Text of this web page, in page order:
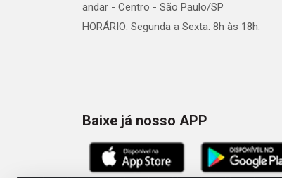
andar - Centro - São Paulo/SP
HORÁRIO: Segunda a Sexta: 8h às 18h.
Baixe já nosso APP